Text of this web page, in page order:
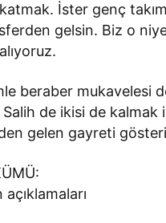
İster genç
gelsin. Biz o
beraber mukavelesi
de ikisi de kalmak
gelen gayreti
açıklamaları